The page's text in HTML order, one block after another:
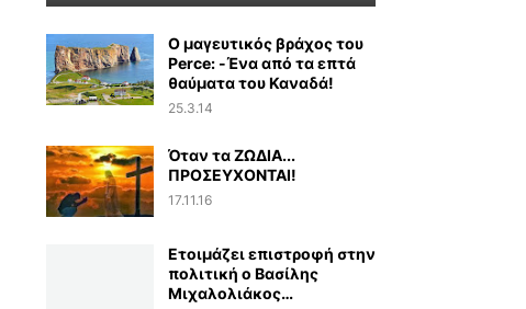
Ο μαγευτικός βράχος του
Perce: -Ένα από τα επτά
θαύματα του Καναδά!
25.3.14
Όταν τα ΖΩΔΙΑ...
ΠΡΟΣΕΥΧΟΝΤΑΙ!
17.11.16
Ετοιμάζει επιστροφή στην
πολιτική ο Βασίλης
Μιχαλολιάκος…